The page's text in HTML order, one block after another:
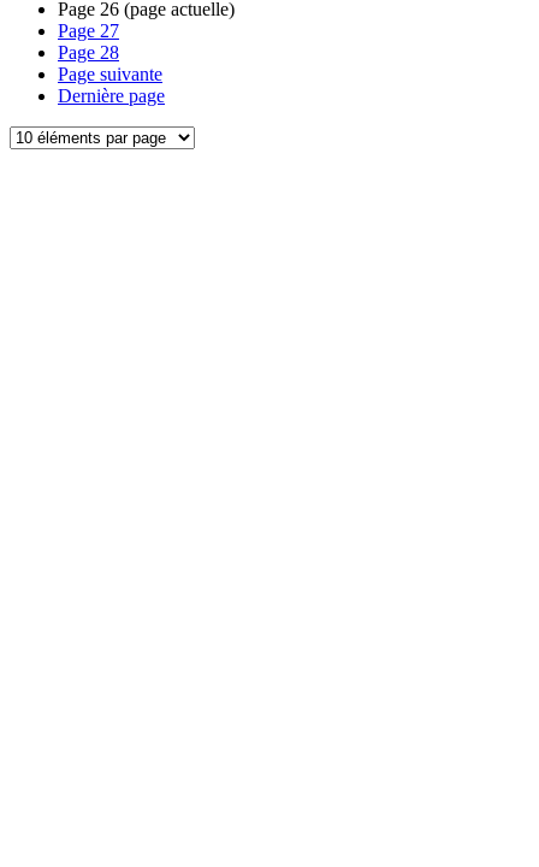
Page 26 (page actuelle)
Page 27
Page 28
Page suivante
Dernière page